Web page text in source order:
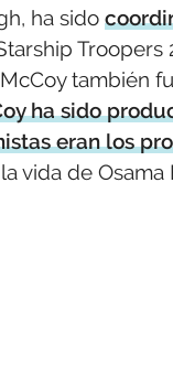
ha sido
Troopers
McCoy también
ha sido
eran los
vida de Osama